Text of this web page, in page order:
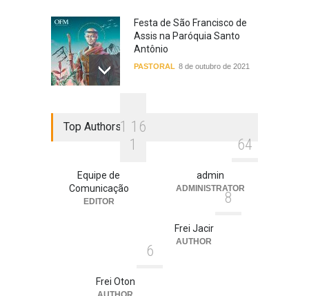
Festa de São Francisco de
Assis na Paróquia Santo
Antônio
PASTORAL 8 de outubro de 2021
Definitório para a Festa de
Top Authors1 1 6
1
Equipe de
Comunicação
EDITOR
64
admin
ADMINISTRATOR
8
Frei Jacir
AUTHOR
6
Frei Oton